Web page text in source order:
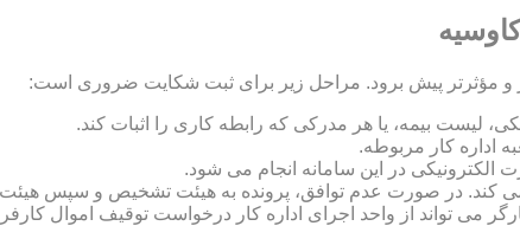
و مؤثرتر پیش برود. مراحل زیر برای ثبت شکایت ضروری است:
لیست بیمه، یا هر مدرکی که رابطه کاری را اثبات کند.
اداره کار مربوطه.
می کند. در صورت عدم توافق، پرونده به هیئت تشخیص و سپس
می تواند از واحد اجرای اداره کار درخواست توقیف اموال